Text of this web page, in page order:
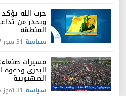
حزب الله
ويحذر من
المنطقة
سياسة 31 تموز 15:57
مسيرات
البحري
الصهيونية
سياسة 31 تموز 16:45